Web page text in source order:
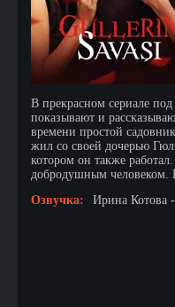
В прекрасном сериале
показывают и
времени простой
жил со своей дочерью
котором он также
добродушным человеком.
Озвучка:
Ирина Котова